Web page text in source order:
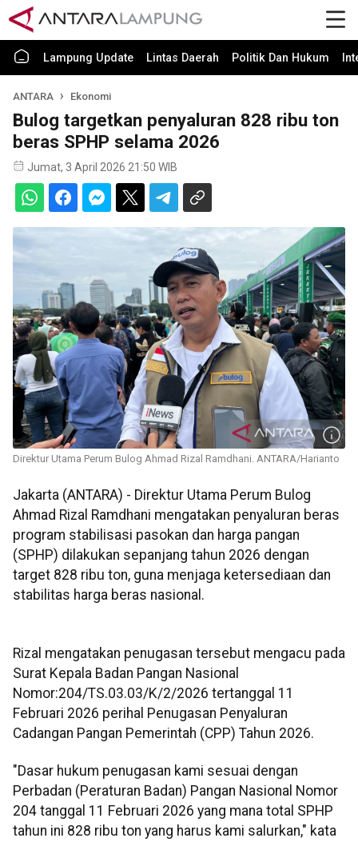
Lampung Update Lintas Daerah Politik Dan Hukum
ANTARA Ekonomi
Bulog targetkan penyaluran 828 ribu ton
beras SPHP selama 2026
Jumat, 3 April 2026 21:50 WIB
Direktur Utama Perum Bulog Ahmad Rizal Ramdhani. ANTARA/Harianto
Jakarta (ANTARA) - Direktur Utama Perum Bulog
Ahmad Rizal Ramdhani mengatakan penyaluran beras
program stabilisasi pasokan dan harga pangan
(SPHP) dilakukan sepanjang tahun 2026 dengan
target 828 ribu ton, guna menjaga ketersediaan dan
stabilitas harga beras nasional.
Rizal mengatakan penugasan tersebut mengacu pada
Surat Kepala Badan Pangan Nasional
Nomor:204/TS.03.03/K/2/2026 tertanggal 11
Februari 2026 perihal Penugasan Penyaluran
Cadangan Pangan Pemerintah (CPP) Tahun 2026.
"Dasar hukum penugasan kami sesuai dengan
Perbadan (Peraturan Badan) Pangan Nasional Nomor
204 tanggal 11 Februari 2026 yang mana total SPHP
tahun ini 828 ribu ton yang harus kami salurkan," kata